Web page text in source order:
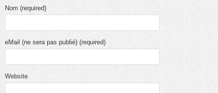
Nom (required)
eMail (ne sera pas publié) (required)
Website